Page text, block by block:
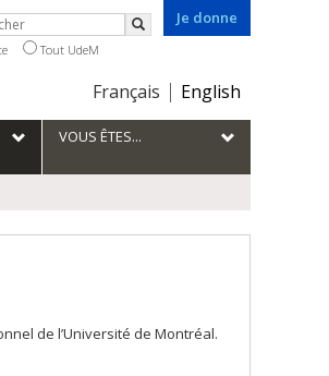
Je donne
Choix
la
langue
Français English
Rechercher
Tout UdeM
VOUS ÊTES...
de l’Université de Montréal.